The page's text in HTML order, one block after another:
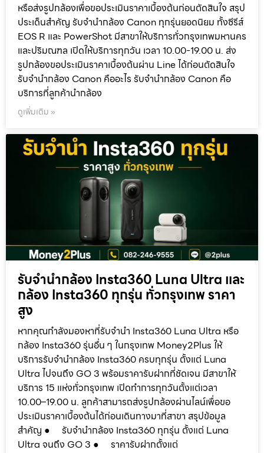
หรือส่งรูปกล้องเพื่อขอประเมินราคาเบื้องต้นก่อนตัดสินใจ สรุป
ประเด็นสำคัญ รับจำนำกล้อง Canon ทุกรุ่นยอดนิยม ทั้งซีรีส์
EOS R และ PowerShot มีสาขาให้บริการทั่วกรุงเทพมหานคร
และปริมณฑล เปิดให้บริการทุกวัน เวลา 10.00-19.00 น. ส่ง
รูปกล้องขอประเมินราคาเบื้องต้นผ่าน Line ได้ก่อนตัดสินใจ
รับจำนำกล้อง Canon คืออะไร รับจำนำกล้อง Canon คือ
บริการที่ลูกค้านำกล้อง
ดูเพิ่มเติม »
รับจำนำกล้อง Insta360 Luna Ultra และ
กล้อง Insta360 ทุกรุ่น ทั่วกรุงเทพ ราคา
สูง
หากคุณกำลังมองหาที่รับจำนำ Insta360 Luna Ultra หรือ
กล้อง Insta360 รุ่นอื่น ๆ ในกรุงเทพ Money2Plus ให้
บริการรับจำนำกล้อง Insta360 ครบทุกรุ่น ตั้งแต่ Luna
Ultra ไปจนถึง GO 3 พร้อมราคารับฝากที่ชัดเจน มีสาขาให้
บริการ 15 แห่งทั่วกรุงเทพ เปิดทำการทุกวันตั้งแต่เวลา
10.00–19.00 น. ลูกค้าสามารถส่งรูปกล้องผ่านไลน์เพื่อขอ
ประเมินราคาเบื้องต้นได้ก่อนเดินทางมาที่สาขา สรุปข้อมูล
สำคัญ ● รับจำนำกล้อง Insta360 ทุกรุ่น ตั้งแต่ Luna
Ultra จนถึง GO 3 ● ราคารับฝากตั้งแต่